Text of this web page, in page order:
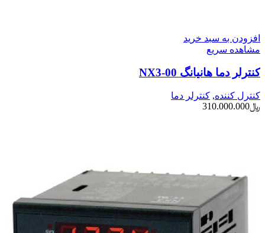
افزودن به سبد خرید
مشاهده سریع
کنترلر دما هانیانگ NX3-00
کنترل کننده, کنترلر دما
﷼310.000.000